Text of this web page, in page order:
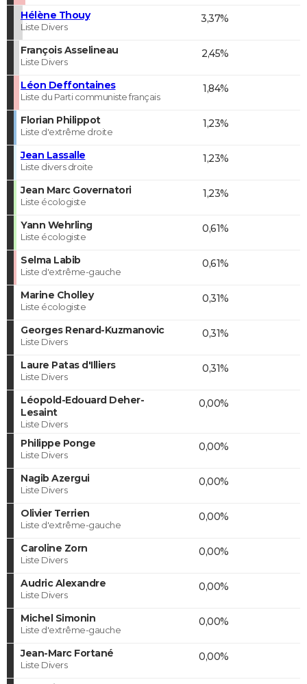
Hélène Thouy
Liste Divers
3,37%
François Asselineau
Liste Divers
2,45%
Léon Deffontaines
Liste du Parti communiste français
1,84%
Florian Philippot
Liste d'extrême droite
1,23%
Jean Lassalle
Liste divers droite
1,23%
Jean Marc Governatori
Liste écologiste
1,23%
Yann Wehrling
Liste écologiste
0,61%
Selma Labib
Liste d'extrême-gauche
0,61%
Marine Cholley
Liste écologiste
0,31%
Georges Renard-Kuzmanovic
Liste Divers
0,31%
Laure Patas d'Illiers
Liste Divers
0,31%
Léopold-Edouard Deher-
Lesaint
Liste Divers
0,00%
Philippe Ponge
Liste Divers
0,00%
Nagib Azergui
Liste Divers
0,00%
Olivier Terrien
Liste d'extrême-gauche
0,00%
Caroline Zorn
Liste Divers
0,00%
Audric Alexandre
Liste Divers
0,00%
Michel Simonin
Liste d'extrême-gauche
0,00%
Jean-Marc Fortané
Liste Divers
0,00%